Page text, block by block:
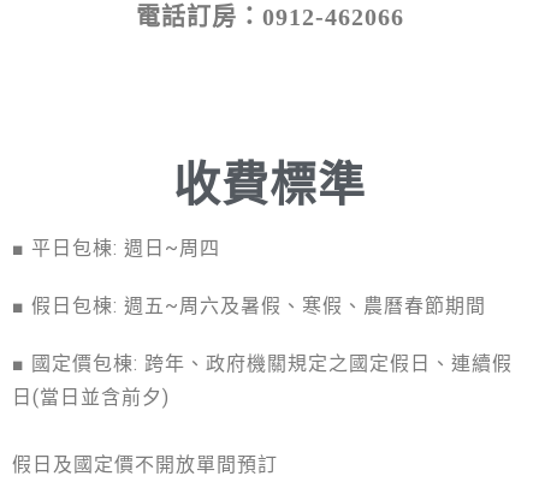
電話訂房：0912-462066
收費標準
■ 平日包棟: 週日~周四
■ 假日包棟: 週五~周六及暑假 、寒假 、 農曆春節期間
■ 國定價包棟: 跨年 、 政府機關規定之國定假日 、 連續假
日(當日並含前夕)
假日及國定價不開放單間預訂